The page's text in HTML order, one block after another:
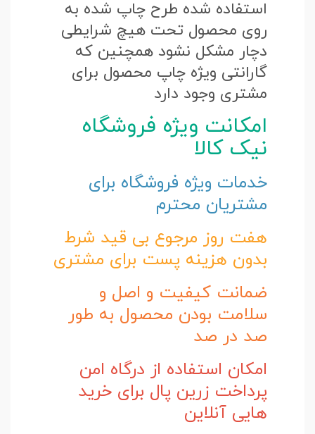
استفاده شده طرح چاپ شده به
روی محصول تحت هیچ شرایطی
دچار مشکل نشود همچنین که
گارانتی ویژه چاپ محصول برای
مشتری وجود دارد
امکانت ویژه فروشگاه
نیک کالا
خدمات ویژه فروشگاه برای
مشتریان محترم
هفت روز مرجوع بی قید شرط
بدون هزینه پست برای مشتری
ضمانت کیفیت و اصل و
سلامت بودن محصول به طور
صد در صد
امکان استفاده از درگاه امن
پرداخت زرین پال برای خرید
هایی آنلاین